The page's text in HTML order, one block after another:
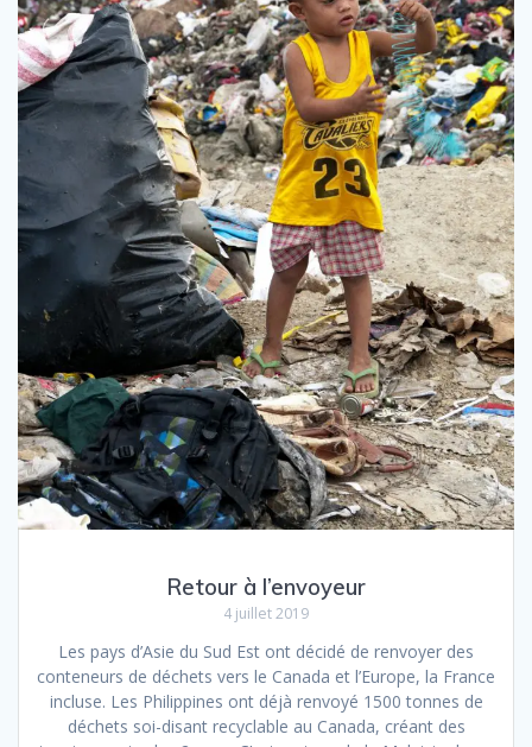
Retour à l’envoyeur
4 juillet 2019
Les pays d’Asie du Sud Est ont décidé de renvoyer des
conteneurs de déchets vers le Canada et l’Europe, la France
incluse. Les Philippines ont déjà renvoyé 1500 tonnes de
déchets soi-disant recyclable au Canada, créant des